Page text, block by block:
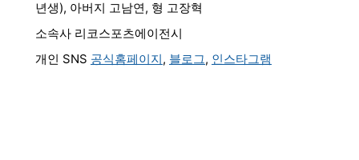
년생), 아버지 고남연, 형 고장혁
소속사 리코스포츠에이전시
개인 SNS 공식홈페이지, 블로그, 인스타그램